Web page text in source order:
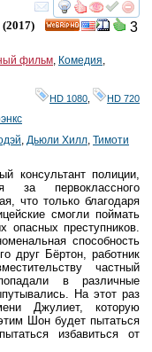
смотреть
3
(2017)
фильм Комедия
HD 1080 HD 720
Дьюли Хилл Тимоти
консультант полиции,
за первоклассного
что только благодаря
смогли поймать
опасных преступников.
способность
друг Бёртон, работник
частный
в различные
На этот раз
Джулиет, которую
Шон будет пытаться
избавиться от